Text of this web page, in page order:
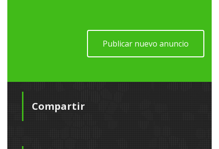
Publicar nuevo anuncio
Compartir